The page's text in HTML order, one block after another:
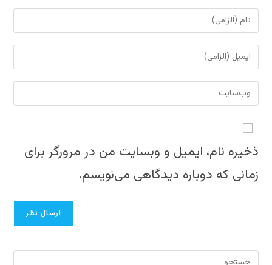
برای
نظر
دادن،
نام
نام
کاربری
خود
وارد
کنید
برای
نظر
دادن،
ایمیل‌تان
وارد
وب
خود
را
کنید
ذخیره نام، ایمیل و وبسایت من در مرورگر برای
زمانی که دوباره دیدگاهی می‌نویسم.